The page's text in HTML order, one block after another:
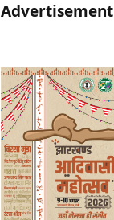
Advertisement